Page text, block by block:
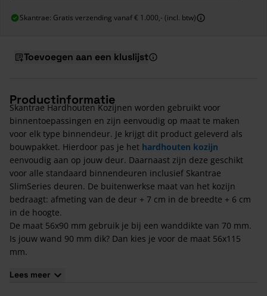
Skantrae: Gratis verzending vanaf € 1.000,- (incl. btw)
Toevoegen aan een kluslijst
Productinformatie
Skantrae Hardhouten Kozijnen worden gebruikt voor
binnentoepassingen en zijn eenvoudig op maat te maken
voor elk type binnendeur. Je krijgt dit product geleverd als
bouwpakket. Hierdoor pas je het hardhouten kozijn
eenvoudig aan op jouw deur. Daarnaast zijn deze geschikt
voor alle standaard binnendeuren inclusief Skantrae
SlimSeries deuren. De buitenwerkse maat van het kozijn
bedraagt: afmeting van de deur + 7 cm in de breedte + 6 cm
in de hoogte.
De maat 56x90 mm gebruik je bij een wanddikte van 70 mm.
Is jouw wand 90 mm dik? Dan kies je voor de maat 56x115
mm.
Kenmerken van Skantrae Hardhouten Kozijnen
Lees meer